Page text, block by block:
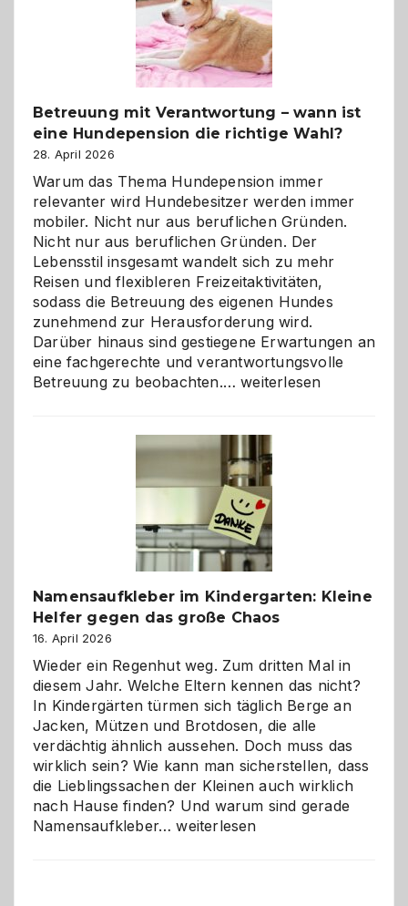
Betreuung mit Verantwortung – wann ist
eine Hundepension die richtige Wahl?
28. April 2026
Warum das Thema Hundepension immer
relevanter wird Hundebesitzer werden immer
mobiler. Nicht nur aus beruflichen Gründen.
Nicht nur aus beruflichen Gründen. Der
Lebensstil insgesamt wandelt sich zu mehr
Reisen und flexibleren Freizeitaktivitäten,
sodass die Betreuung des eigenen Hundes
zunehmend zur Herausforderung wird.
Darüber hinaus sind gestiegene Erwartungen an
eine fachgerechte und verantwortungsvolle
Betreuung zu beobachten.…Betreuung
wann
ist
eine
Hundepension
die
richtige
weiterlesen
Namensaufkleber im Kindergarten: Kleine
Helfer gegen das große Chaos
16. April 2026
Wieder ein Regenhut weg. Zum dritten Mal in
diesem Jahr. Welche Eltern kennen das nicht?
In Kindergärten türmen sich täglich Berge an
Jacken, Mützen und Brotdosen, die alle
verdächtig ähnlich aussehen. Doch muss das
wirklich sein? Wie kann man sicherstellen, dass
die Lieblingssachen der Kleinen auch wirklich
nach Hause finden? Und warum sind gerade
Namensaufkleber…Namensaufkleber
weiterlesen